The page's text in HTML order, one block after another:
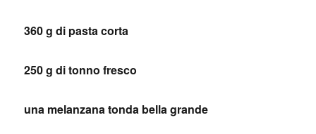
360 g di pasta corta
250 g di tonno fresco
una melanzana tonda bella grande